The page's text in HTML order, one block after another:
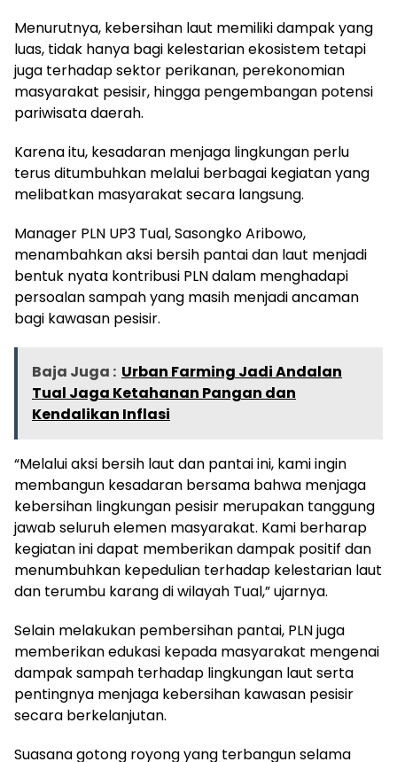
Menurutnya, kebersihan laut memiliki dampak yang
luas, tidak hanya bagi kelestarian ekosistem tetapi
juga terhadap sektor perikanan, perekonomian
masyarakat pesisir, hingga pengembangan potensi
pariwisata daerah.
Karena itu, kesadaran menjaga lingkungan perlu
terus ditumbuhkan melalui berbagai kegiatan yang
melibatkan masyarakat secara langsung.
Manager PLN UP3 Tual, Sasongko Aribowo,
menambahkan aksi bersih pantai dan laut menjadi
bentuk nyata kontribusi PLN dalam menghadapi
persoalan sampah yang masih menjadi ancaman
bagi kawasan pesisir.
Baja Juga : Urban Farming Jadi Andalan
Tual Jaga Ketahanan Pangan dan
Kendalikan Inflasi
“Melalui aksi bersih laut dan pantai ini, kami ingin
membangun kesadaran bersama bahwa menjaga
kebersihan lingkungan pesisir merupakan tanggung
jawab seluruh elemen masyarakat. Kami berharap
kegiatan ini dapat memberikan dampak positif dan
menumbuhkan kepedulian terhadap kelestarian laut
dan terumbu karang di wilayah Tual,” ujarnya.
Selain melakukan pembersihan pantai, PLN juga
memberikan edukasi kepada masyarakat mengenai
dampak sampah terhadap lingkungan laut serta
pentingnya menjaga kebersihan kawasan pesisir
secara berkelanjutan.
Suasana gotong royong yang terbangun selama